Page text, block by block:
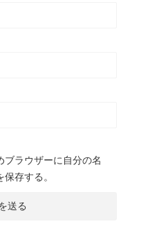
ブラウザーに自分の名
存する。